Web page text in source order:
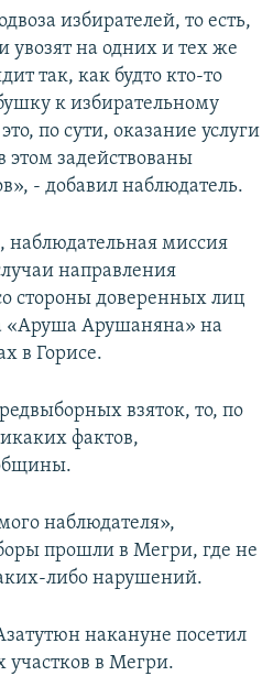
избирателей, то есть,
увозят на одних и тех же
так, как будто кто-то
к избирательному
по сути, оказание услуги
задействованы
- добавил наблюдатель.
миссия
направления
стороны доверенных лиц
«Аруша Арушаняна» на
в Горисе.
взяток, то, по
фактов,
наблюдателя»,
прошли в Мегри, где не
либо нарушений.
накануне посетил
участков в Мегри.